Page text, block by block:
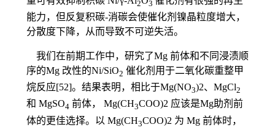
2 3
能力，但反复积碳-消碳会使催化剂镍晶粒度增大，
分散度下降，从而导致不可逆失活。
我们在前期工作中，研究了Mg 前体和不同浸渍顺
序的Mg 改性的Ni/SiO2 催化剂用于二氧化碳重整甲
烷反应[52]。结果表明，相比于Mg(NO3)2、MgCl2
和 MgSO4 前体， Mg(CH3COO)2 应该是Mg助剂前
体的更佳选择。以 Mg(CH3COO)2 为 Mg 前体时，